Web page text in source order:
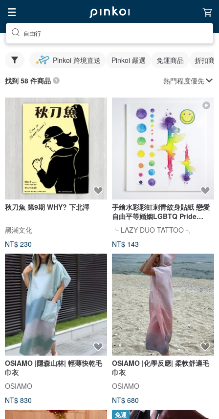
自由行
Pinkoi 跨境直送 Pinkoi 嚴選 免運商品 折扣商
找到 58 件商品 熱門程度優先
秋刀魚 第9期 WHY? 下北澤
黑潮文化
NT$ 230
手繪水彩彩虹刺青紋身貼紙 戀愛
自由平等婚姻LGBTQ Pride
Rainbow
╰ LAZY DUO TATTOO ╮
NT$ 143
OSIAMO |隱森山林| 輕薄快乾毛
巾衣
OSIAMO
NT$ 830
OSIAMO |化學反應| 柔軟舒適毛
巾衣
OSIAMO
NT$ 680
免運